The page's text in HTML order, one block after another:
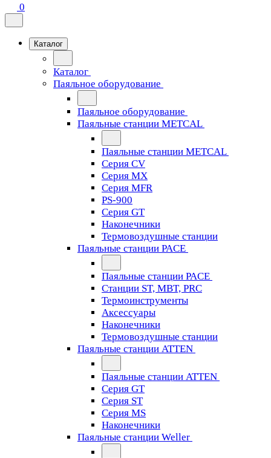
0
Каталог
Каталог
Паяльное оборудование
Паяльное оборудование
Паяльные станции METCAL
Паяльные станции METCAL
Серия CV
Серия MX
Серия MFR
PS-900
Серия GT
Наконечники
Термовоздушные станции
Паяльные станции PACE
Паяльные станции PACE
Станции ST, MBT, PRC
Термоинструменты
Аксессуары
Наконечники
Термовоздушные станции
Паяльные станции ATTEN
Паяльные станции ATTEN
Серия GT
Серия ST
Серия MS
Наконечники
Паяльные станции Weller